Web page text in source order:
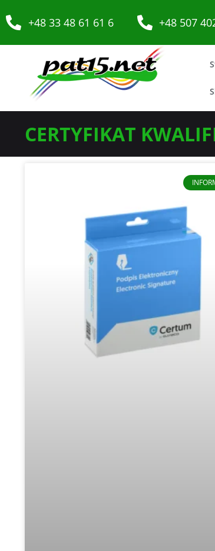
+48 33 48 61 61 6 +48 507
CERTYFIKAT